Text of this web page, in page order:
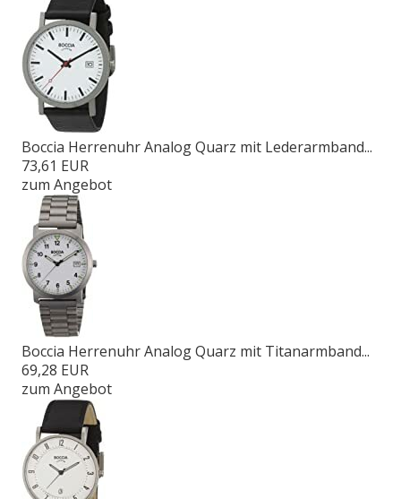
Boccia Herrenuhr Analog Quarz mit Lederarmband...
73,61 EUR
zum Angebot
Boccia Herrenuhr Analog Quarz mit Titanarmband...
69,28 EUR
zum Angebot